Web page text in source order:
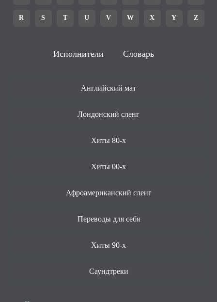
R S T U V W X Y Z
Исполнители Словарь
Английский мат
Лондонский сленг
Хиты 80-х
Хиты 00-х
Афроамериканский сленг
Переводы для себя
Хиты 90-х
Саундтреки